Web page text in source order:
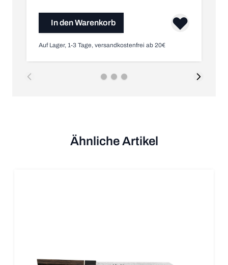
In den Warenkorb
Auf Lager, 1-3 Tage, versandkostenfrei ab 20€
Ähnliche Artikel